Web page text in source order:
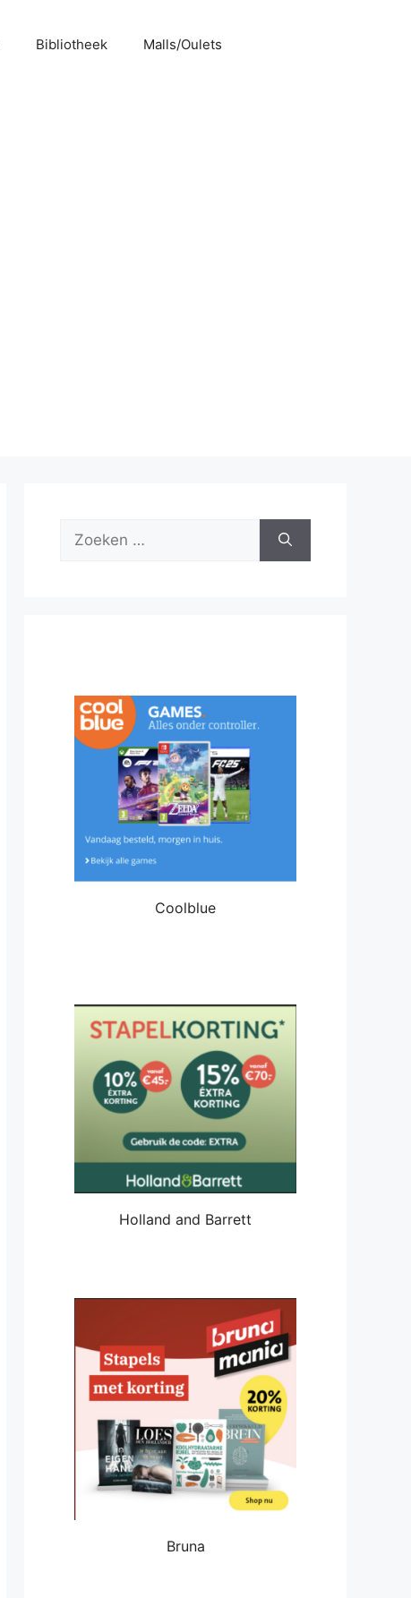
Bibliotheek Malls/Oulets
Zoek
Coolblue
Holland and Barrett
Bruna